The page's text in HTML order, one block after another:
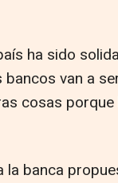
ha sido
van a
cosas
banca